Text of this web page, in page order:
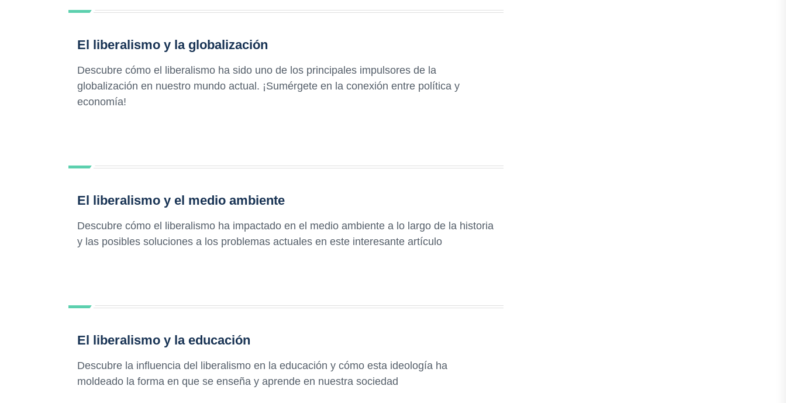
El liberalismo y la globalización
Descubre cómo el liberalismo ha sido uno de los principales impulsores de la
globalización en nuestro mundo actual. ¡Sumérgete en la conexión entre política y
economía!
El liberalismo y el medio ambiente
Descubre cómo el liberalismo ha impactado en el medio ambiente a lo largo de la historia
y las posibles soluciones a los problemas actuales en este interesante artículo
El liberalismo y la educación
Descubre la influencia del liberalismo en la educación y cómo esta ideología ha
moldeado la forma en que se enseña y aprende en nuestra sociedad